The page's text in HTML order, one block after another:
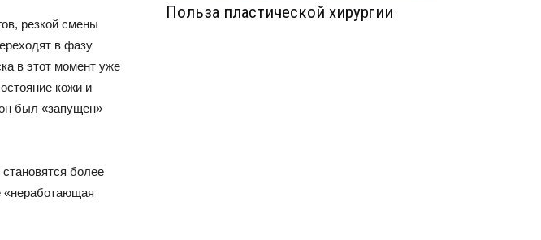
резкой смены
в фазу
в этот момент уже
кожи и
был «запущен»
более
«неработающая
Польза пластической хирургии